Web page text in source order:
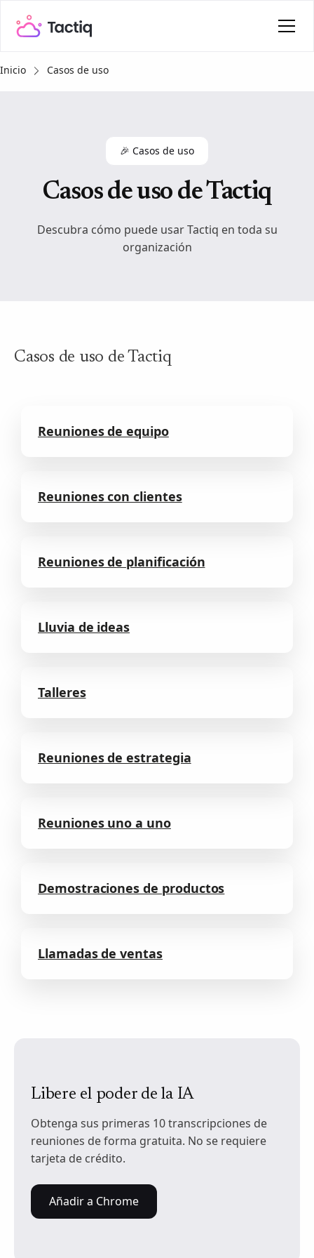
Inicio Casos de uso
🎉 Casos de uso
Casos de uso de Tactiq
Descubra cómo puede usar Tactiq en toda su
organización
Casos de uso de Tactiq
Reuniones de equipo
Reuniones con clientes
Reuniones de planificación
Lluvia de ideas
Talleres
Reuniones de estrategia
Reuniones uno a uno
Demostraciones de productos
Llamadas de ventas
Libere el poder de la IA
Obtenga sus primeras 10 transcripciones de
reuniones de forma gratuita. No se requiere
tarjeta de crédito.
Añadir a Chrome